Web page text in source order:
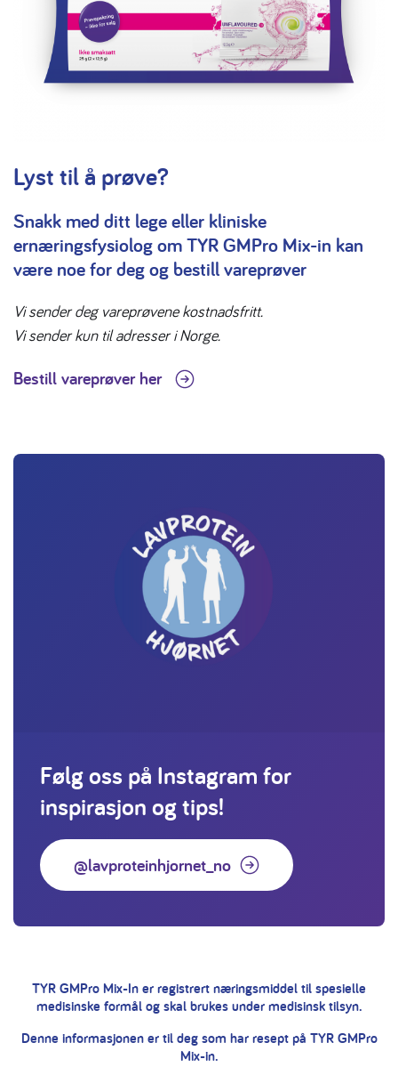
Lyst til å prøve?
Snakk med ditt lege eller kliniske
ernæringsfysiolog om TYR GMPro Mix-in kan
være noe for deg og bestill vareprøver
Vi sender deg vareprøvene kostnadsfritt.
Vi sender kun til adresser i Norge.
Bestill vareprøver her
Følg oss på Instagram for
inspirasjon og tips!
@lavproteinhjornet_no
TYR GMPro Mix-In er registrert næringsmiddel til spesielle
medisinske formål og skal brukes under medisinsk tilsyn.
Denne informasjonen er til deg som har resept på TYR GMPro
Mix-in.